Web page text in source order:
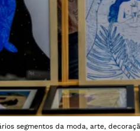
segmentos da moda, arte,